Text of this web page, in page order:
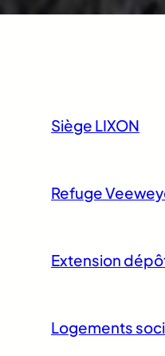
Siège LIXON
Refuge
Extension
Logements